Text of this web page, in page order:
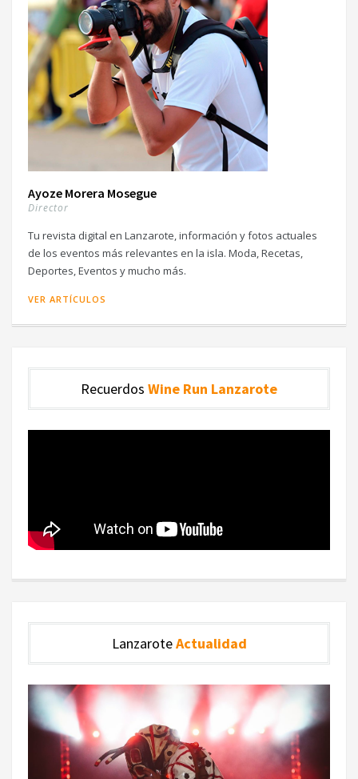
Ayoze Morera Mosegue
Director
Tu revista digital en Lanzarote, información y fotos actuales
de los eventos más relevantes en la isla. Moda, Recetas,
Deportes, Eventos y mucho más.
VER ARTÍCULOS
Recuerdos Wine Run Lanzarote
LanzaroteActualidad